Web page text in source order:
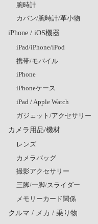
腕時計
カバン/腕時計/革小物
iPhone / iOS機器
iPad/iPhone/iPod
携帯/モバイル
iPhone
iPhoneケース
iPad / Apple Watch
ガジェット/アクセサリー
カメラ用品/機材
レンズ
カメラバッグ
撮影アクセサリー
三脚/一脚/スライダー
メモリーカード関係
クルマ / メカ / 乗り物